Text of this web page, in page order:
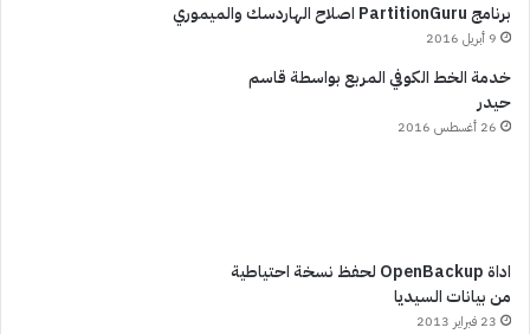
برنامج PartitionGuru اصلاح الهاردسك والميموري
9 أبريل 2016
خدمة الخط الكوفي المربع بواسطة قاسم
حيدر
26 أغسطس 2016
اداة OpenBackup لحفظ نسخة احتياطية
من بيانات السيديا
23 فبراير 2013